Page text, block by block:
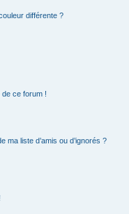
différente ?
de ce forum !
ma liste d’amis ou d’ignorés ?